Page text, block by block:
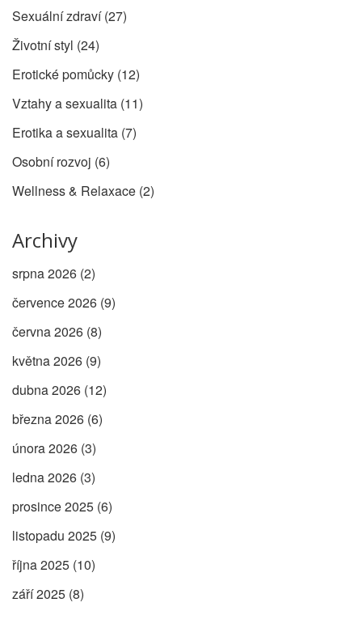
Sexuální zdraví(27)
Životní styl (24)
Erotické pomůcky (12)
Vztahy a sexualita (11)
Erotika a sexualita (7)
Osobní rozvoj (6)
Wellness & Relaxace (2)
Archivy
srpna 2026 (2)
července 2026 (9)
června 2026 (8)
května 2026 (9)
dubna 2026 (12)
března 2026 (6)
února 2026 (3)
ledna 2026 (3)
prosince 2025 (6)
listopadu 2025 (9)
října 2025 (10)
září 2025 (8)